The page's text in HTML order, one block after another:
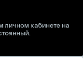
личном кабинете на